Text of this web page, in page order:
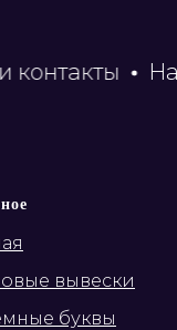
вывески
буквы